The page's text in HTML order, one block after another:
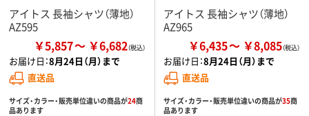
アイトス 長袖シャツ（薄地）
AZ595
￥5,857 ￥6,682
お届け日：8月24日（月）まで
直送品
サイズ・カラー・販売単位違いの商品が24商
品あります
アイトス 長袖シャツ（薄地）
AZ965
￥6,435 ￥8,085
お届け日：8月24日（月）まで
直送品
サイズ・カラー・販売単位違いの商品が35商
品あります